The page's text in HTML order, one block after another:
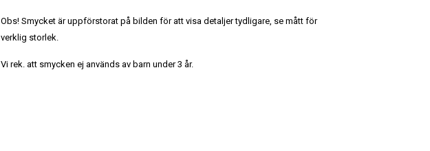
Obs! Smycket är uppförstorat på bilden för att visa detaljer tydligare, se mått för
verklig storlek.
Vi rek. att smycken ej används av barn under 3 år.